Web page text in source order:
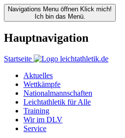
Navigations Menu öffnen Klick mich!
Ich bin das Menü.
Hauptnavigation
Startseite
Aktuelles
Wettkämpfe
Nationalmannschaften
Leichtathletik für Alle
Training
Wir im DLV
Service